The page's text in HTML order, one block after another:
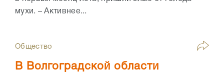
мухи. – Активнее...
Общество
В Волгоградской области